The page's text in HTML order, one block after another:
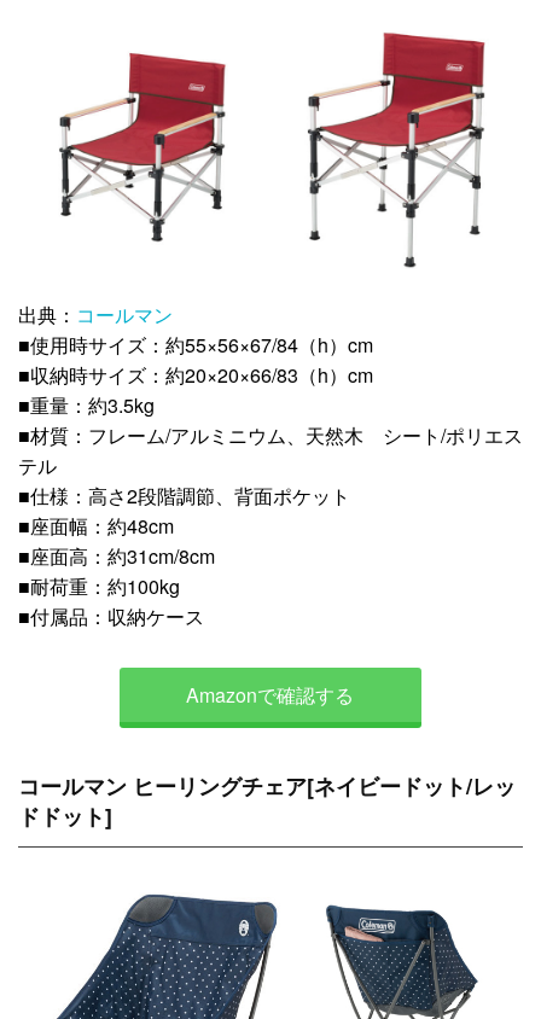
出典： コールマン
■使用時サイズ：約55×56×67/84（h）cm
■収納時サイズ：約20×20×66/83（h）cm
■重量：約3.5kg
■材質：フレーム/アルミニウム、天然木 シート/ポリエス
テル
■仕様：高さ2段階調節、背面ポケット
■座面幅：約48cm
■座面高：約31cm/8cm
■耐荷重：約100kg
■付属品：収納ケース
Amazonで確認する
コールマン ヒーリングチェア[ネイビードット/レッ
ドドット]